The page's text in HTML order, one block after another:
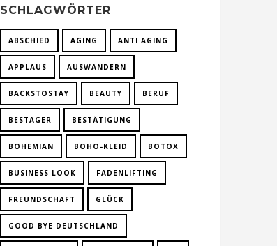
SCHLAGWÖRTER
ABSCHIED AGING ANTI AGING
APPLAUS AUSWANDERN
BACKSTOSTAY BEAUTY BERUF
BESTAGER BESTÄTIGUNG
BOHEMIAN BOHO-KLEID BOTOX
BUSINESS LOOK FADENLIFTING
FREUNDSCHAFT GLÜCK
GOOD BYE DEUTSCHLAND